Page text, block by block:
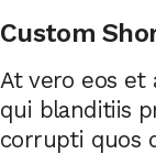
Custom
At vero eos et
qui blanditiis
corrupti quos